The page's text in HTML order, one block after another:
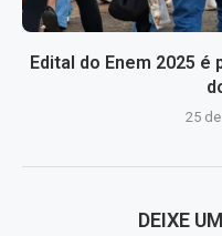
Edital do Enem 2025
25
DEIXE